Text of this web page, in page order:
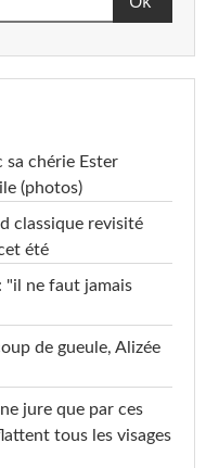
sa chérie Ester
(photos)
classique revisité
été
"il ne faut jamais
de gueule, Alizée
jure que par ces
tous les visages